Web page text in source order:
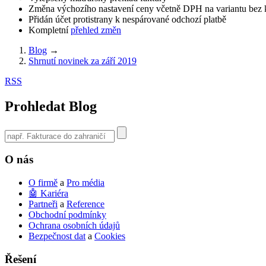
Změna výchozího nastavení ceny včetně DPH na variantu bez
Přidán účet protistrany k nespárované odchozí platbě
Kompletnípřehled změn
Blog →
Shrnutí novinek za září 2019
RSS
Prohledat Blog
Use
the
O nás
O firmě a Pro média
🤖 Kariéra
Partneři a Reference
Obchodní podmínky
Ochrana osobních údajů
Bezpečnost dat a Cookies
Řešení